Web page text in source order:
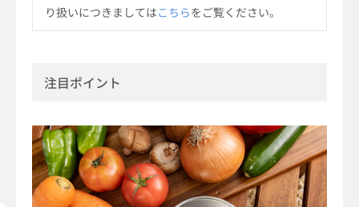
り扱いにつきましてはこちらをご覧ください。
注目ポイント